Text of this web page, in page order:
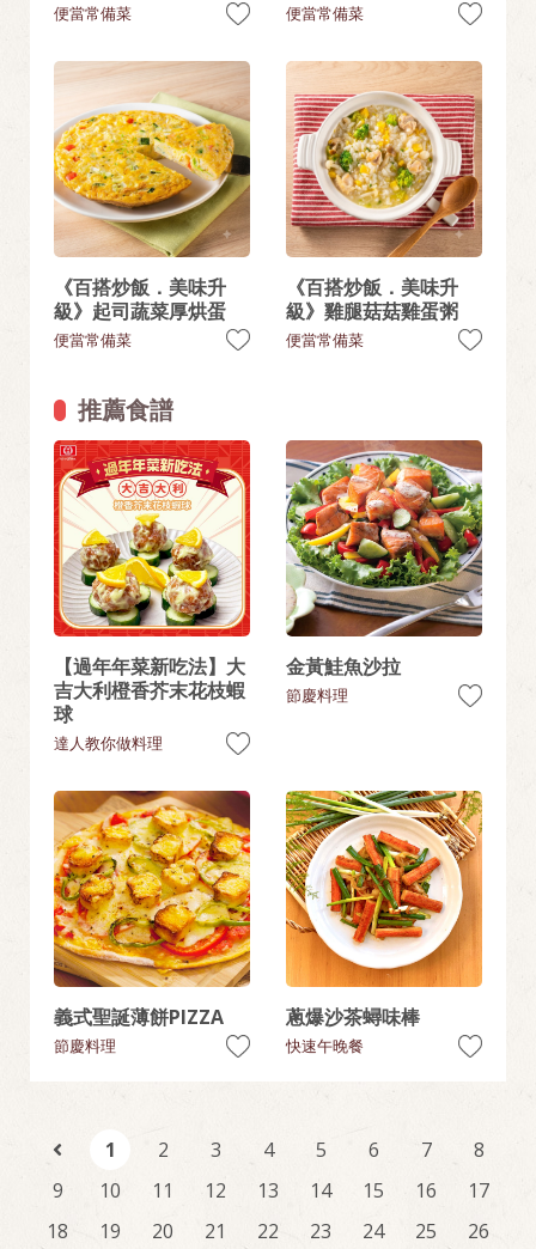
便當常備菜 便當常備菜
《百搭炒飯．美味升
級》起司蔬菜厚烘蛋
便當常備菜
《百搭炒飯．美味升
級》雞腿菇菇雞蛋粥
便當常備菜
推薦食譜
【過年年菜新吃法】大
吉大利橙香芥末花枝蝦
球
達人教你做料理
金黃鮭魚沙拉
節慶料理
義式聖誕薄餅PIZZA
節慶料理
蔥爆沙茶蟳味棒
快速午晚餐
1 2 3 4 5 6 7
8
9
10 11 12 13 14 15 16
17
18
19 20 21 22 23 24 25
26